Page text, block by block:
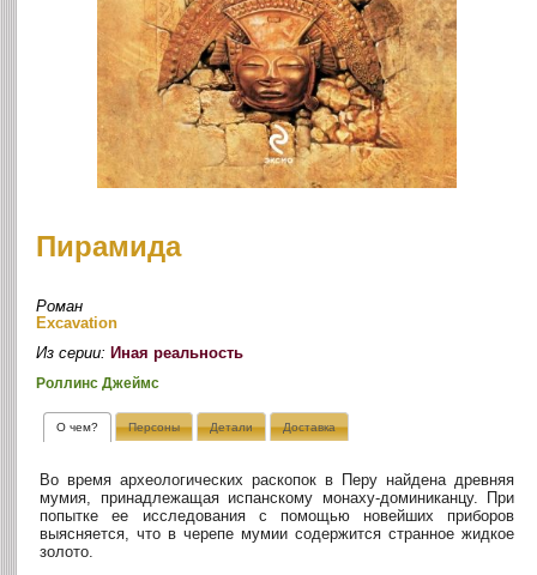
Пирамида
Роман
Excavation
Из серии: Иная реальность
Роллинс Джеймс
О чем? Персоны Детали Доставка
Во время археологических раскопок в Перу найдена древняя
мумия, принадлежащая испанскому монаху-доминиканцу. При
попытке ее исследования с помощью новейших приборов
выясняется, что в черепе мумии содержится странное жидкое
золото.